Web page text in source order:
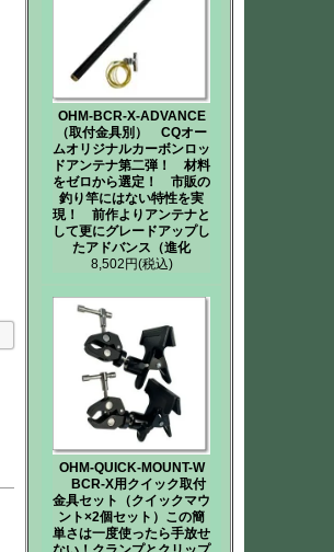
OHM-BCR-X-ADVANCE
（取付金具別） CQオー
ムオリジナルカーボンロッ
ドアンテナ第二弾！ 材料
をゼロから選定！ 市販の
釣り竿にはない特性を実
現！ 前作よりアンテナと
して更にグレードアップし
たアドバンス（進化
8,502円(税込)
OHM-QUICK-MOUNT-W
BCR-X用クイック取付
金具セット（クイックマウ
ント×2個セット）この簡
単さは一度使ったら手放せ